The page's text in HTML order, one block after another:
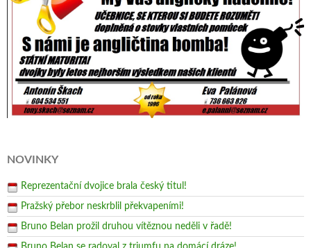
NOVINKY
Reprezentační dvojice brala český titul!
Pražský přebor neskrblil překvapeními!
Bruno Belan prožil druhou vítěznou neděli v řadě!